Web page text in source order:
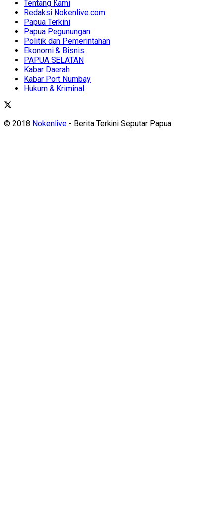
Tentang Kami
Redaksi Nokenlive.com
Papua Terkini
Papua Pegunungan
Politik dan Pemerintahan
Ekonomi & Bisnis
PAPUA SELATAN
Kabar Daerah
Kabar Port Numbay
Hukum & Kriminal
© 2018 Nokenlive - Berita Terkini Seputar Papua